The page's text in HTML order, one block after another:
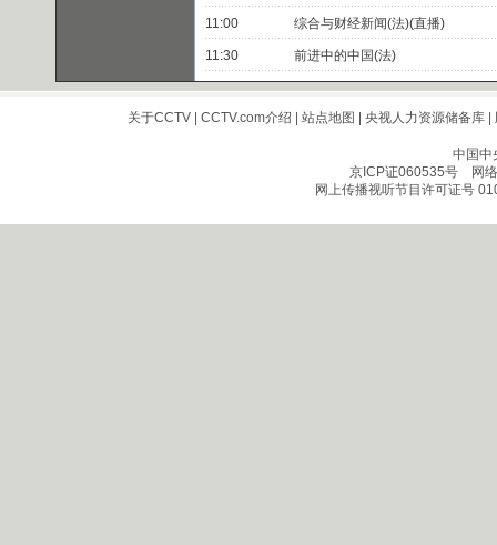
11:00 综合与财经新闻(法)(直播)
11:30 前进中的中国(法)
关于CCTV| CCTV.com介绍 | 站点地图 | 央视人力资源储备库|
中国中
京ICP证060535号网络
网上传播视听节目许可证号